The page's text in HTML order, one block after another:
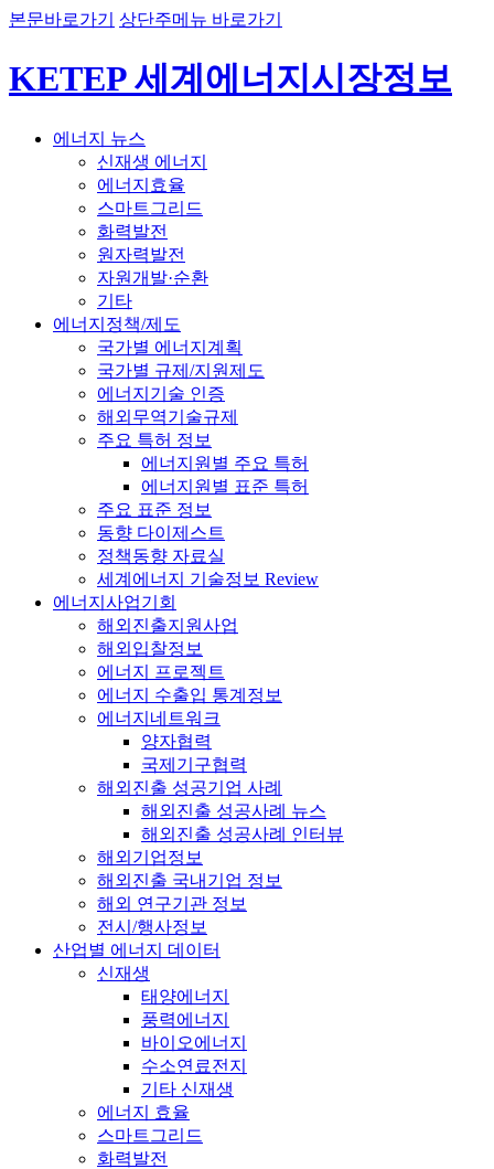
본문바로가기 상단주메뉴 바로가기
KETEP 세계에너지시장정보
에너지 뉴스
신재생 에너지
에너지효율
스마트그리드
화력발전
원자력발전
자원개발·순환
기타
에너지정책/제도
국가별 에너지계획
국가별 규제/지원제도
에너지기술 인증
해외무역기술규제
주요 특허 정보
에너지원별 주요 특허
에너지원별 표준 특허
주요 표준 정보
동향 다이제스트
정책동향 자료실
세계에너지 기술정보 Review
에너지사업기회
해외진출지원사업
해외입찰정보
에너지 프로젝트
에너지 수출입 통계정보
에너지네트워크
양자협력
국제기구협력
해외진출 성공기업 사례
해외진출 성공사례 뉴스
해외진출 성공사례 인터뷰
해외기업정보
해외진출 국내기업 정보
해외 연구기관 정보
전시/행사정보
산업별 에너지 데이터
신재생
태양에너지
풍력에너지
바이오에너지
수소연료전지
기타 신재생
에너지 효율
스마트그리드
화력발전